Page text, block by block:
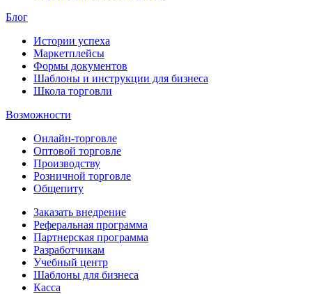
Блог
Истории успеха
Маркетплейсы
Формы документов
Шаблоны и инструкции для бизнеса
Школа торговли
Возможности
Онлайн-торговле
Оптовой торговле
Производству
Розничной торговле
Общепиту
Заказать внедрение
Реферальная программа
Партнерская программа
Разработчикам
Учебный центр
Шаблоны для бизнеса
Касса